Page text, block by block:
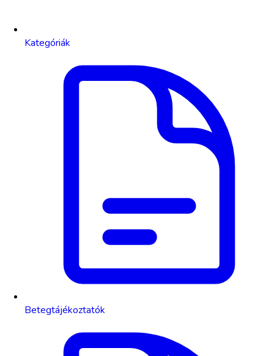
Kategóriák
Betegtájékoztatók